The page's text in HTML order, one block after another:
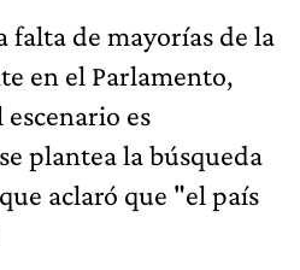
falta de mayorías de la
en el Parlamento,
es
plantea la búsqueda
aclaró que "el país